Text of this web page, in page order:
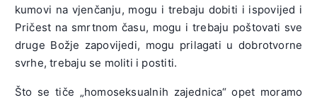
kumovi na vjenčanju, mogu i trebaju dobiti i ispovijed i
Pričest na smrtnom času, mogu i trebaju poštovati sve
druge Božje zapovijedi, mogu prilagati u dobrotvorne
svrhe, trebaju se moliti i postiti.
Što se tiče „homoseksualnih zajednica“ opet moramo